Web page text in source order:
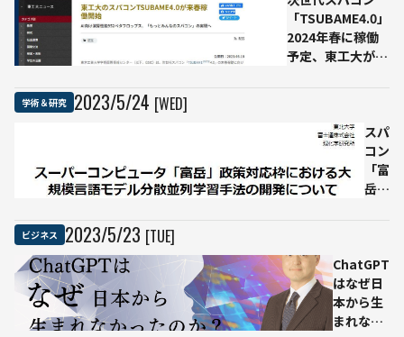
2.2
年
連
「TSUBAME4.0」
2024年春に稼働
予定、東工大が発
学術＆研究 2023/5/24 [WED]
スパ
コン
「富
岳」
模言
語モ
デル
研究
ビジネス 2023/5/23 [TUE]
ChatGPT
はなぜ日
本から生
まれなか